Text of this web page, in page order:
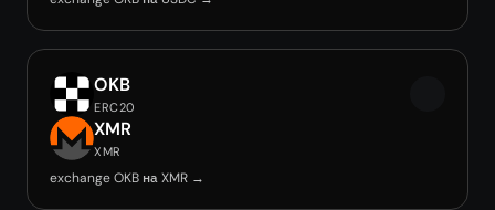
OKB
ERC20
XMR
XMR
exchange OKB на XMR →